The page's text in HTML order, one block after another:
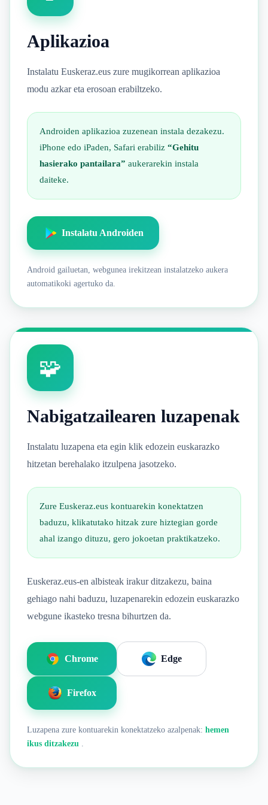
Aplikazioa
Instalatu Euskeraz.eus zure mugikorrean aplikazioa
modu azkar eta erosoan erabiltzeko.
Androiden aplikazioa zuzenean instala dezakezu.
iPhone edo iPaden, Safari erabiliz “Gehitu
hasierako pantailara” aukerarekin instala
daiteke.
Instalatu Androiden
Android gailuetan, webgunea irekitzean instalatzeko aukera
automatikoki agertuko da.
🧩
Nabigatzailearen luzapenak
Instalatu luzapena eta egin klik edozein euskarazko
hitzetan berehalako itzulpena jasotzeko.
Zure Euskeraz.eus kontuarekin konektatzen
baduzu, klikatutako hitzak zure hiztegian gorde
ahal izango dituzu, gero jokoetan praktikatzeko.
Euskeraz.eus-en albisteak irakur ditzakezu, baina
gehiago nahi baduzu, luzapenarekin edozein euskarazko
webgune ikasteko tresna bihurtzen da.
Chrome Edge
Firefox
Luzapena zure kontuarekin konektatzeko azalpenak: hemen
ikus ditzakezu